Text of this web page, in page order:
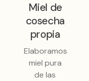
Miel de
cosecha
propia
Elaboramos
miel pura
de las